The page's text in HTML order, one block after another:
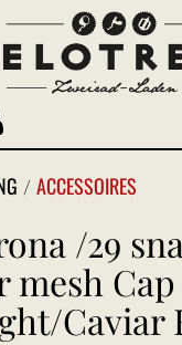
ACCESSOIRES
/29
mesh
Caviar